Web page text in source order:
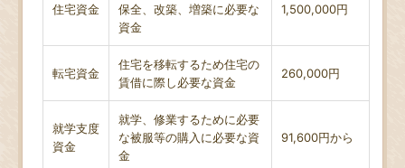
住宅資金
保全、改築、増築に必要な
資金
1,500,000円
転宅資金
住宅を移転するため住宅の
賃借に際し必要な資金
260,000円
就学支度
資金
就学、修業するために必要
な被服等の購入に必要な資
金
91,600円から